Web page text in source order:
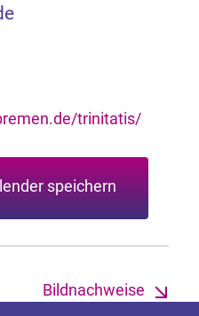
trinitatis/
speichern
Bildnachweise